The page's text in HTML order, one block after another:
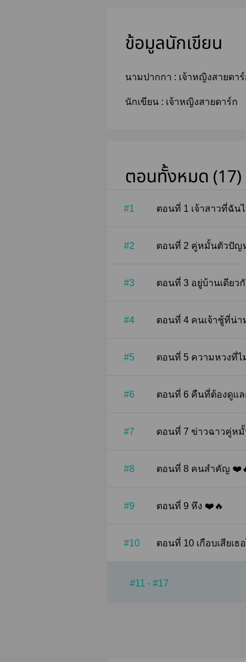
ข้อมูลนักเขียน
นามปากกา : เจ้าหญิงสายดา
นักเขียน : เจ้าหญิงสายดาร์ก
ตอนทั้งหมด (17)
#1 ตอนที่ 1 เจ้าสาว
#2 ตอนที่ 2 คู่หมั้นตัวปั
#3 ตอนที่ 3 อยู่บ้านเดีย
#4 ตอนที่ 4 คนเจ้าชู้
#5 ตอนที่ 5 ความหว
#6 ตอนที่ 6 คืนที่ต้องดู
#7 ตอนที่ 7 ข่าวฉาว
#8 ตอนที่ 8 คนสำคัญ
#9 ตอนที่ 9 หึง ❤️🔥
#10 ตอนที่ 10 เกือบเสี
#11 - #17